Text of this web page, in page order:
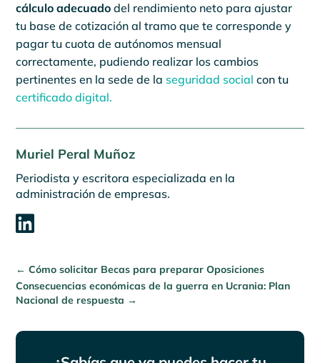
cálculo adecuado del rendimiento neto para ajustar
tu base de cotización al tramo que te corresponde y
pagar tu cuota de autónomos mensual
correctamente, pudiendo realizar los cambios
pertinentes en la sede de la seguridad social con tu
certificado digital.
Muriel Peral Muñoz
Periodista y escritora especializada en la
administración de empresas.

←Cómo solicitar Becas para preparar Oposiciones
Consecuencias económicas de la guerra en Ucrania: Plan
Nacional de respuesta →